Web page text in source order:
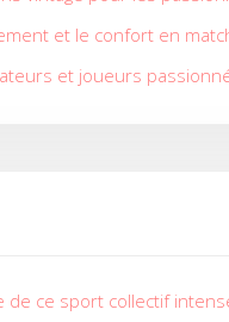
et le confort en
et joueurs
de ce sport collectif